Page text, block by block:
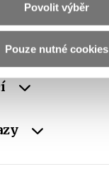
Povolit výběr
Pouze nutné cookies